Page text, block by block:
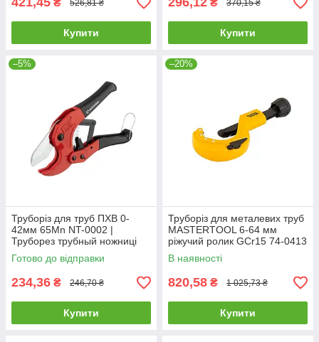
₴ 526,81 ₴
Купити
₴ 370,15 ₴
Купити
–5%
Труборіз для труб ПХВ 0-
42мм 65Mn NT-0002 |
Труборез трубный ножниці
трубні
Готово до відправки
234,36 ₴ 246,70 ₴
Купити
–20%
Труборіз для металевих труб
MASTERTOOL 6-64 мм
ріжучий ролик GCr15 74-0413
В наявності
820,58 ₴ 1 025,73 ₴
Купити